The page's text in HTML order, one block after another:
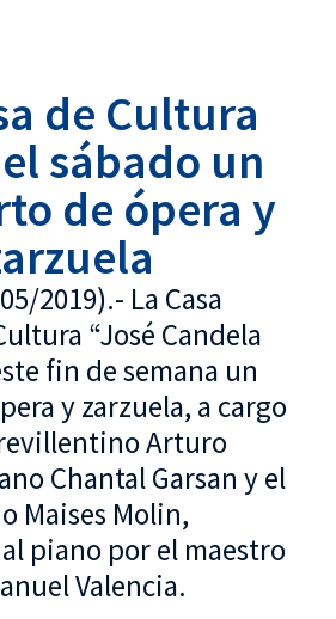
de Cultura
sábado un
de ópera y
2019).- La Casa
“José Candela
fin de semana un
y zarzuela, a cargo
Arturo
Chantal Garsan y el
Maises Molin,
piano por el maestro
Valencia.